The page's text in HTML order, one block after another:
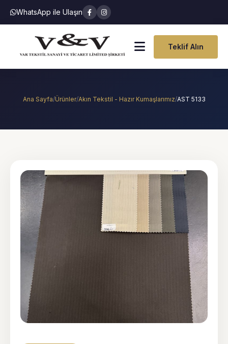
WhatsApp ile Ulaşın
Teklif Alın
Ana Sayfa/Ürünler/Akın Tekstil - Hazır Kumaşlarımız/AST 5133